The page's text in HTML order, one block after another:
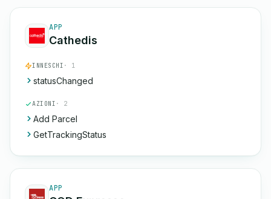
APP
Cathedis
INNESCHI · 1
statusChanged
AZIONI · 2
Add Parcel
GetTrackingStatus
APP